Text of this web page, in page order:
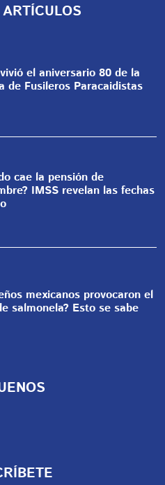
el aniversario 80 de la
de Fusileros Paracaidistas
cae la pensión de
IMSS revelan las fechas
mexicanos provocaron el
salmonela? Esto se sabe